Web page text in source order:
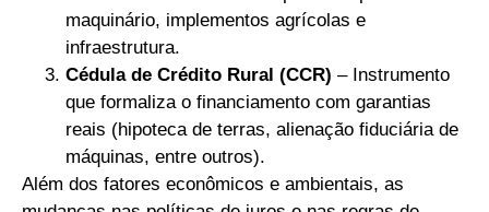
maquinário, implementos agrícolas e
infraestrutura.
Cédula de Crédito Rural (CCR) – Instrumento
que formaliza o financiamento com garantias
reais (hipoteca de terras, alienação fiduciária de
máquinas, entre outros).
Além dos fatores econômicos e ambientais, as